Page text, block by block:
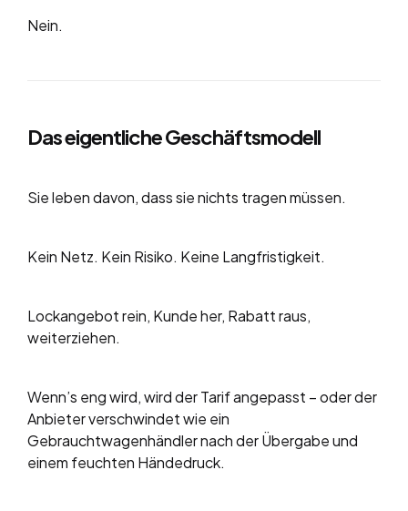
Nein.
Das eigentliche Geschäftsmodell
Sie leben davon, dass sie nichts tragen müssen.
Kein Netz. Kein Risiko. Keine Langfristigkeit.
Lockangebot rein, Kunde her, Rabatt raus,
weiterziehen.
Wenn’s eng wird, wird der Tarif angepasst – oder der
Anbieter verschwindet wie ein
Gebrauchtwagenhändler nach der Übergabe und
einem feuchten Händedruck.